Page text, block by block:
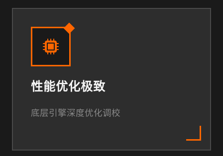
性能优化极致
底层引擎深度优化调校